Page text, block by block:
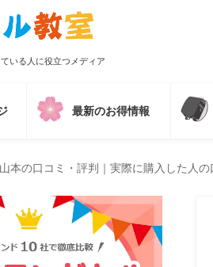
いる人に役立つメディア
最新のお得情報
本の口コミ・評判｜実際に購入した人